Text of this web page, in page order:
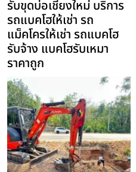
รับขุดบ่อเชียงใหม่ บริการ
รถแบคโฮให้เช่า รถ
แม็คโครให้เช่า รถแบคโฮ
รับจ้าง แบคโฮรับเหมา
ราคาถูก